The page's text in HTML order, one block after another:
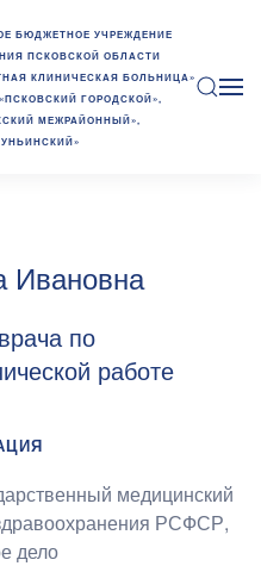
БЮДЖЕТНОЕ УЧРЕЖДЕНИЕ
ПСКОВСКОЙ ОБЛАСТИ
КЛИНИЧЕСКАЯ БОЛЬНИЦА»
ГОРОДСКОЙ»,
МЕЖРАЙОННЫЙ»,
Ивановна
по
работе
медицинский
РСФСР,
дело